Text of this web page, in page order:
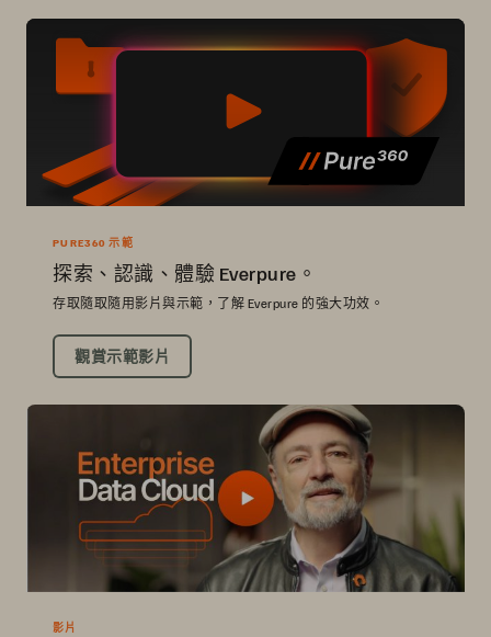
PURE360 示範
探索、認識、體驗 Everpure。
存取隨取隨用影片與示範，了解 Everpure 的強大功效。
觀賞示範影片
影片